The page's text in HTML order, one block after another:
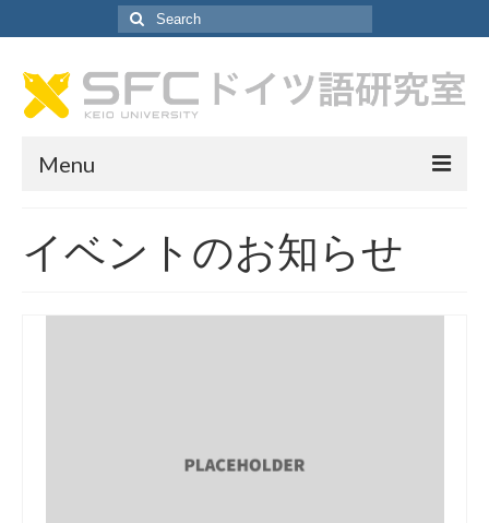
Search
for:
Menu
ドイツ語研究室について
教員紹介
イベントのお知らせ